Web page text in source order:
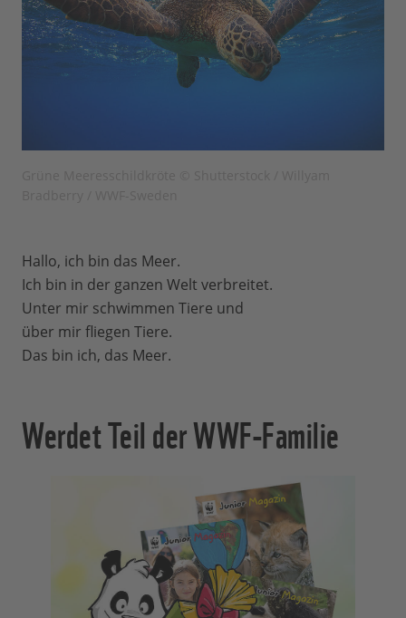
Hallo, ich bin das Meer.
Ich bin in der ganzen Welt verbreitet.
Unter mir schwimmen Tiere und
über mir fliegen Tiere.
Das bin ich, das Meer.
Werdet Teil der WWF-Familie